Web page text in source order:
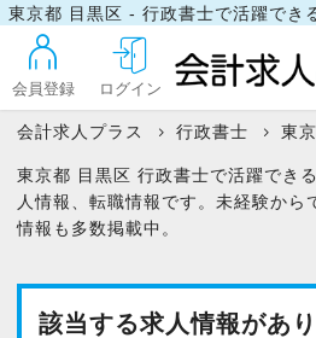
会員登録 ログイン
ログイ
最近見た
会計求人プラス 行政書士 東
東京都 目黒区 行政書士で活躍でき
人情報、転職情報です。未経験から
情報も多数掲載中。
該当する求人情報があり